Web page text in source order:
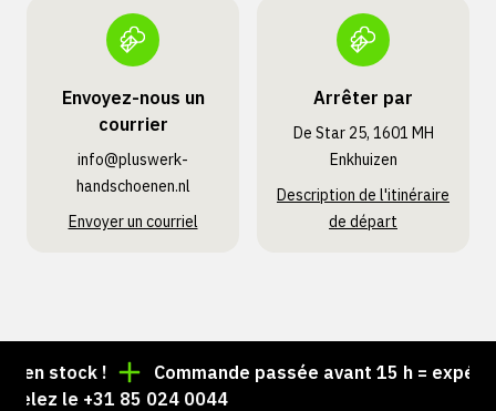
Envoyez-nous un
courrier
info@pluswerk­
handschoenen.nl
Envoyer un courriel
Arrêter par
De Star 25, 1601 MH
Enkhuizen
Description de l'itinéraire
de départ
stock !
Commande passée avant 15 h = expédiée
le +31 85 024 0044